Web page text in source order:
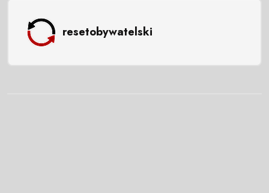
resetobywatelski